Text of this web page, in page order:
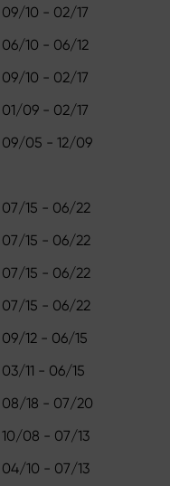
09/10 - 02/17
06/10 - 06/12
09/10 - 02/17
01/09 - 02/17
09/05 - 12/09
07/15 - 06/22
07/15 - 06/22
07/15 - 06/22
07/15 - 06/22
09/12 - 06/15
03/11 - 06/15
08/18 - 07/20
10/08 - 07/13
04/10 - 07/13